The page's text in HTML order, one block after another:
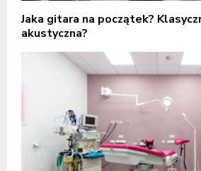
Jaka gitara na początek?
akustyczna?